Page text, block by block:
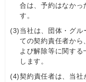
合は、予約はなかっ
す。
(3)当社は、団体・グル
ての契約責任者か
よび解除等に関す
します。
(4)契約責任者は、当社